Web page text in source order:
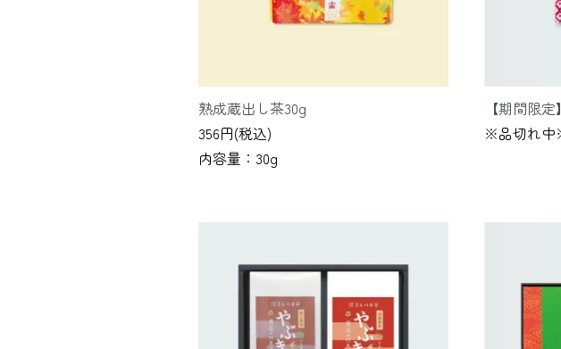
熟成蔵出し茶30g
356円(税込)
内容量：30g
【期間限
※品切れ中